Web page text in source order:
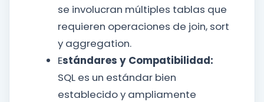
se involucran múltiples tablas que
requieren operaciones de join, sort
y aggregation.
Estándares y Compatibilidad:
SQL es un estándar bien
establecido y ampliamente